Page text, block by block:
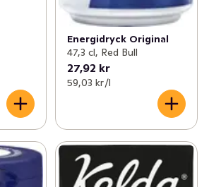
Energidryck Original
47,3 cl, Red Bull
27,92 kr
59,03 kr /l